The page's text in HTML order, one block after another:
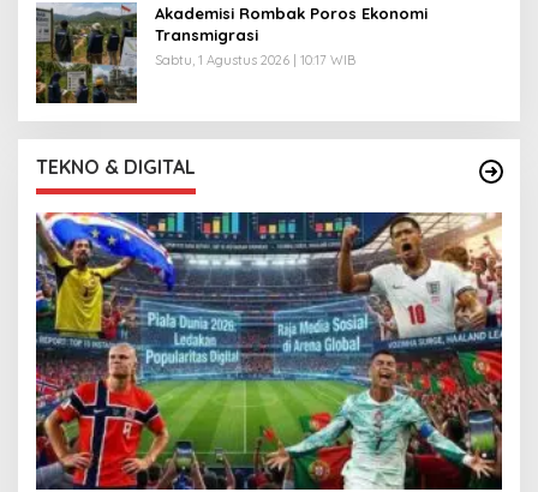
Akademisi Rombak Poros Ekonomi
Transmigrasi
Sabtu, 1 Agustus 2026 | 10:17 WIB
TEKNO & DIGITAL